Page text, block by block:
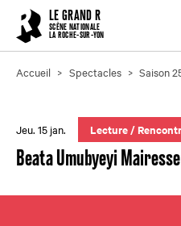
LE GRAND R
SCÈNE NATIONALE
LA ROCHE-SUR-YON
Accueil Spectacles Saison
Jeu. 15 jan. Lecture/
Beata Umubyeyi Mairesse
Cookies management panel